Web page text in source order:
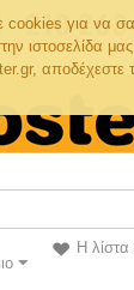
cookies για να
ιστοσελίδα
αποδέχεστε
Η λίστα